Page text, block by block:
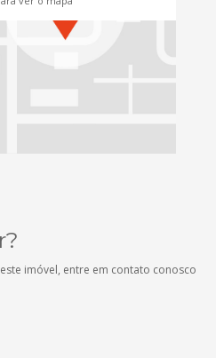
imóvel, entre em contato conosco